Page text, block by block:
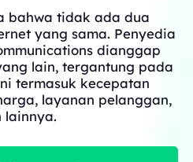
bahwa tidak ada dua
yang sama. Penyedia
dianggap
lain, tergantung pada
termasuk kecepatan
layanan pelanggan,
lainnya.